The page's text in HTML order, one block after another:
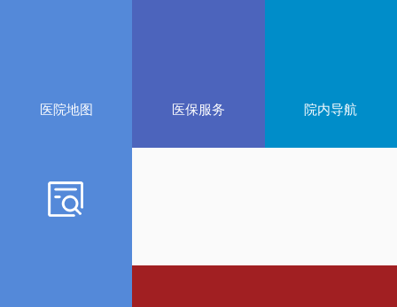
医院地图 医保服务 院内导航